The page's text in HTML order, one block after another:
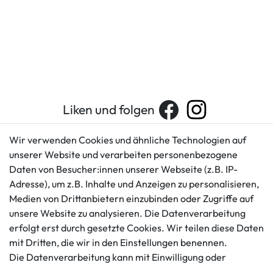
Liken und folgen
Kundenservice
+49 421 596586
Mo. - Fr. 9 - 16 Uhr
info@gameworld.de
Kontaktformular
Rechtliches
AGB
Impressum
Datenschutzerklärung
Barrierefreiheitserklärung
Widerrufs­recht
Vertrag widerrufen
Wir verwenden Cookies und ähnliche Technologien auf
unserer Website und verarbeiten personenbezogene
Daten von Besucher:innen unserer Webseite (z.B. IP-
Adresse), um z.B. Inhalte und Anzeigen zu personalisieren,
Medien von Drittanbietern einzubinden oder Zugriffe auf
unsere Website zu analysieren. Die Datenverarbeitung
erfolgt erst durch gesetzte Cookies. Wir teilen diese Daten
mit Dritten, die wir in den Einstellungen benennen.
Die Datenverarbeitung kann mit Einwilligung oder